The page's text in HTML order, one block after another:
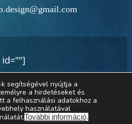
segítségével nyújtja a
a hirdetéseket és
a felhasználási adatokhoz a
használatával
További információ.